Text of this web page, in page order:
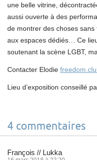
une belle vitrine,
aussi ouverte à des
de montrer des choses
aux espaces dédiés… Ce
soutenant la scène LGBT,
Contacter Elodie
Lieu d’exposition conseillé
4 commentaires
François // Lukka